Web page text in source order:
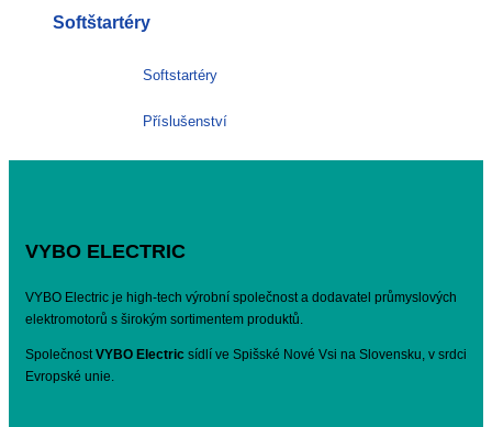
Softštartéry
Softstartéry
Příslušenství
VYBO ELECTRIC
VYBO Electric je high-tech výrobní společnost a dodavatel průmyslových
elektromotorů s širokým sortimentem produktů.
SpolečnostVYBO Electric sídlí ve Spišské Nové Vsi na Slovensku, v srdci
Evropské unie.